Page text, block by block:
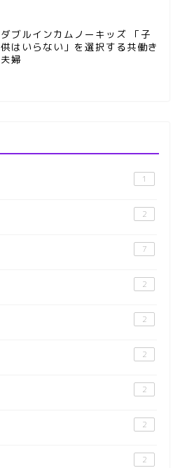
ダブルインカムノーキッズ 「子
供はいらない」を選択する共働き
夫婦
1
2
7
2
2
2
2
2
2